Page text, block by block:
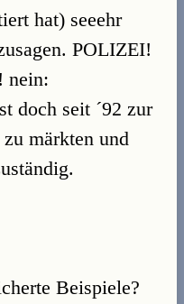
hat) seeehr
POLIZEI!
nein:
doch seit ´92 zur
märkten und
Beispiele?